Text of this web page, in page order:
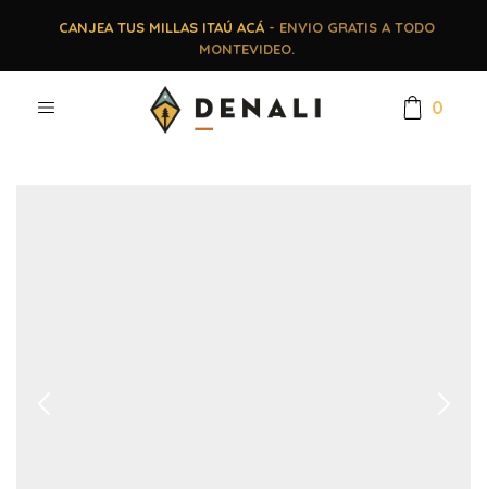
CANJEA TUS MILLAS ITAÚ ACÁ- ENVIO GRATIS A TODO
MONTEVIDEO.
0